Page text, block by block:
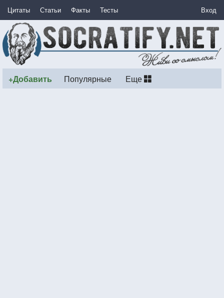
Цитаты Статьи Факты Тесты Вход
+Добавить Популярные Еще